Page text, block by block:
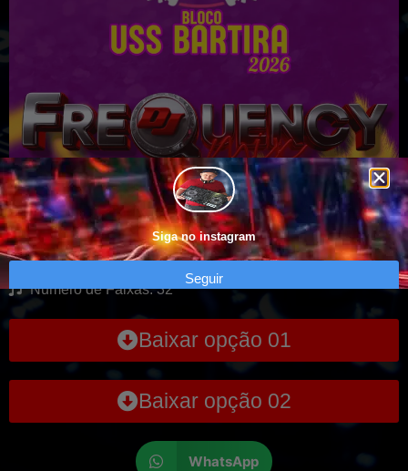
CD Bloco Uss Bartira – Tabapuã SP
Numero de Faixas: 32
Baixar opção 01
Baixar opção 02
WhatsApp
Siga no instagram
Seguir